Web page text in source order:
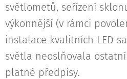
světlometů, seřízení
výkonnější (v rámci
instalace kvalitních LED
světla neoslňovala
platné předpisy.